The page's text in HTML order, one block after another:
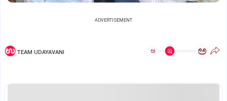
ADVERTISEMENT
TEAM UDAYAVANI ಅ ಅ